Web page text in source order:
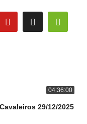
04:36:00
29/12/2025